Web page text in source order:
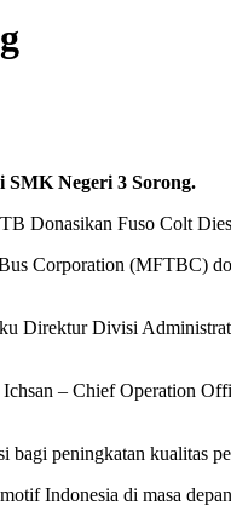
SMK Negeri 3 Sorong.
Donasikan Fuso Colt
Corporation (MFTBC)
Direktur Divisi
– Chief Operation
peningkatan kualitas
Indonesia di masa